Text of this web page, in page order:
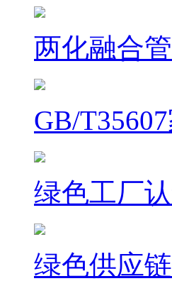
两化融合
GB/
绿色工厂
绿色供应